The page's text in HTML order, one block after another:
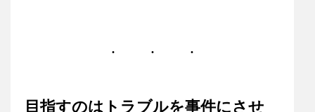
目指すのはトラブルを事件にさせ